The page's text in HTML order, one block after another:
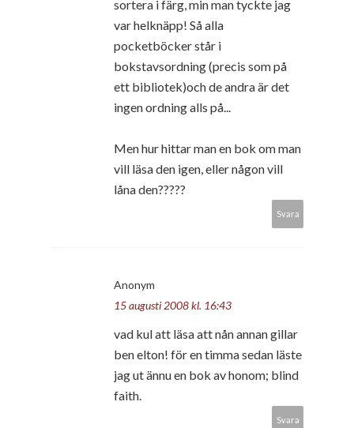
sortera i färg, min man tyckte jag
var helknäpp! Så alla
pocketböcker står i
bokstavsordning (precis som på
ett bibliotek)och de andra är det
ingen ordning alls på...
Men hur hittar man en bok om man
vill läsa den igen, eller någon vill
låna den?????
Svara
Anonym
15 augusti 2008 kl. 16:43
vad kul att läsa att nån annan gillar
ben elton! för en timma sedan läste
jag ut ännu en bok av honom; blind
faith.
Svara